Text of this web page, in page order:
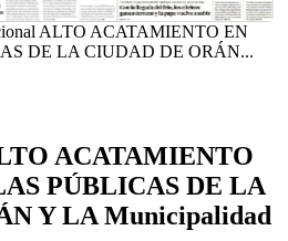
ALTO ACATAMIENTO EN
DE LA CIUDAD DE ORÁN...
ACATAMIENTO
PÚBLICAS DE LA
Y LA Municipalidad